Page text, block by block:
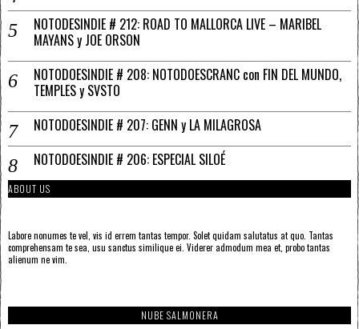
NOTODESINDIE # 212: ROAD TO MALLORCA LIVE – MARIBEL
MAYANS y JOE ORSON
NOTODOESINDIE # 208: NOTODOESCRANC con FIN DEL MUNDO,
TEMPLES y SVSTO
NOTODOESINDIE # 207: GENN y LA MILAGROSA
NOTODOESINDIE # 206: ESPECIAL SILOÉ
ABOUT US
Labore nonumes te vel, vis id errem tantas tempor. Solet quidam salutatus at quo. Tantas
comprehensam te sea, usu sanctus similique ei. Viderer admodum mea et, probo tantas
alienum ne vim.
NUBE SALMONERA